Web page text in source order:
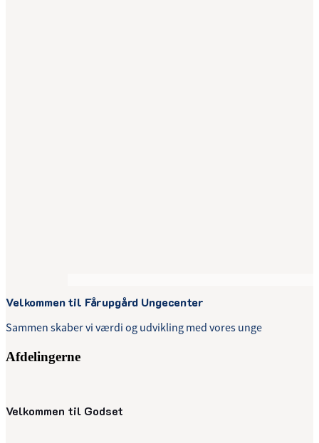
Velkommen til Fårupgård Ungecenter
Sammen skaber vi værdi og udvikling med vores unge
Afdelingerne
Velkommen til Godset